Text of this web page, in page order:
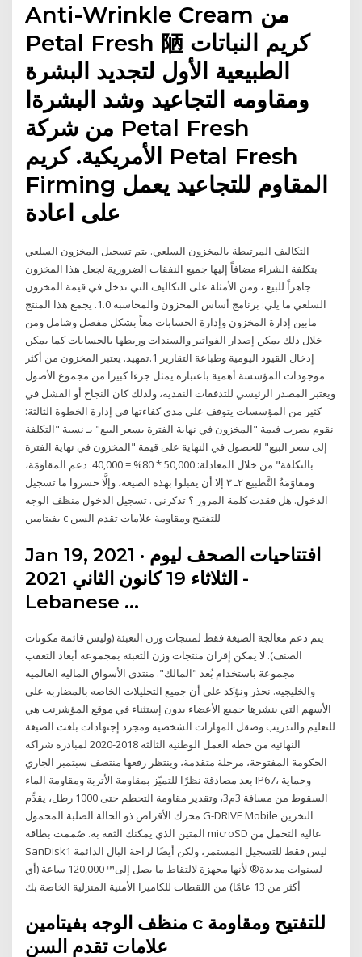
Anti-Wrinkle Cream من
Petal Fresh 陋 كريم النباتات
الطبيعية الأول لتجديد البشرة
ومقاومه التجاعيد وشد البشرةا
من شركة Petal Fresh
الأمريكية. كريم Petal Fresh
Firming المقاوم للتجاعيد يعمل
على اعادة
التكاليف المرتبطة بالمخزون السلعي. يتم تسجيل المخزون السلعي
بتكلفة الشراء مضافاً إليها جميع النفقات الضرورية لجعل هذا المخزون
جاهزاً للبيع ، ومن الأمثلة على التكاليف التي تدخل في قيمة المخزون
السلعي ما يلي: برنامج أساس المخزون والمحاسبة 1.0. يجمع هذا المنتج
مابين إدارة المخزون وإدارة الحسابات معاً بشكل مفصل وشامل ومن
خلال ذلك يمكن إصدار الفواتير والسندات وربطها بالحسابات كما يمكن
إدخال القيود اليومية وطباعة التقارير 1.تمهيد. يعتبر المخزون من أكثر
موجودات المؤسسة أهمية باعتباره يمثل جزءا كبيرا من مجموع الأصول
ويعتبر المصدر الرئيسي للتدفقات النقدية، ولذلك كان النجاح أو الفشل في
كثير من المؤسسات يتوقف على مدى كفاءتها في إدارة الخطوة الثالثة:
نقوم بضرب فيمة "المخزون في نهاية الفترة بسعر البيع" بـ نسبة "التكلفة
إلى سعر البيع" للحصول في النهاية على قيمة "المخزون في نهاية الفترة
بالتكلفة" من خلال المعادلة: 50,000 * 80% = 40,000. دعم المقاوَمَة،
ومقاوَمَةُ التَّطبيع ٢ـ ٣ إلا أن يقبلوا بهذه الصيغة، وإلَّا خسروا ما تسجيل
الدخول. هل فقدت كلمة المرور ؟ تذكرني . تسجيل الدخول منظف الوجه
بفيتامين c للتفتيح ومقاومة علامات تقدم السن
Jan 19, 2021 · افتتاحيات الصحف ليوم
الثلاثاء 19 كانون الثاني 2021 -
Lebanese …
يتم دعم معالجة الصيغة فقط لمنتجات وزن التعبئة (وليس قائمة مكونات
الصنف). لا يمكن إقران منتجات وزن التعبئة بمجموعة أبعاد التعقب
مجموعة باستخدام بُعد "المالك". منتدى الأسواق الماليه العالميه
والخليجيه. نحذر ونؤكد على أن جميع التحليلات الخاصه بالمضاربه على
الأسهم التي ينشرها جميع الأعضاء بدون إستثناء في موقع المؤشرنت هي
للتعليم والتدريب وصقل المهارات الشخصيه ومجرد إجتهادات بلغت الصيغة
النهائية من خطة العمل الوطنية الثالثة 2018-2020 لمبادرة شراكة
الحكومة المفتوحة، مرحلة متقدمة، وينتظر رفعها منتصف سبتمبر الجاري
بعد مصادقة نظرًا للتميّز بمقاومة الأتربة ومقاومة الماء IP67، وحماية
السقوط من مسافة 3م3، وتقدير مقاومة التحطم حتى 1000 رطل، يقدِّم
محرك الأقراص ذو الحالة الصلبة المحمول G-DRIVE Mobile التخزين
المتين الذي يمكنك الثقة به. صُممت بطاقة microSD عالية التحمل من
SanDisk1 ليس فقط للتسجيل المستمر، ولكن أيضًا لراحة البال الدائمة
لسنوات مديدة® لأنها مجهزة لالتقاط ما يصل إلى™ 120,000 ساعة (أي
أكثر من 13 عامًا) من اللقطات للكاميرا الأمنية المنزلية الخاصة بك
منظف الوجه بفيتامين c للتفتيح ومقاومة
علامات تقدم السن